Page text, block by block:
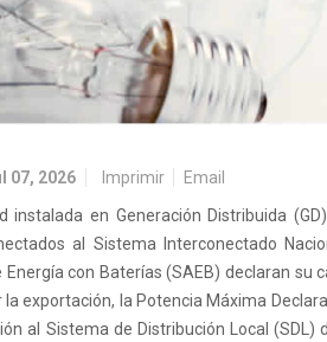
07, 2026 Imprimir Email
instalada en Generación Distribuida
al Sistema Interconectado
con Baterías (SAEB) declaran
exportación, la Potencia Máxima
al Sistema de Distribución Local